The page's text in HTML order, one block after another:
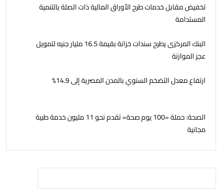
تخفيض مقابل خدمات طرح الأوراق المالية ذات الصلة بالتنمية
المستدامة
البنك المركزى يطرح سندات خزانة بقيمة 16.5 مليار جنيه لتمويل
عجز الموازنة
ارتفاع معدل التضخم السنوي بالمدن المصرية إلى 14.9%
الصحة: حملة «100 يوم صحة» تقدم نحو 11 مليون خدمة طبية
مجانية